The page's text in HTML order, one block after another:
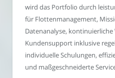
wird das Portfolio durch
für Flottenmanagement,
Datenanalyse,
Kundensupport inklusive
individuelle Schulungen,
und maßgeschneiderte